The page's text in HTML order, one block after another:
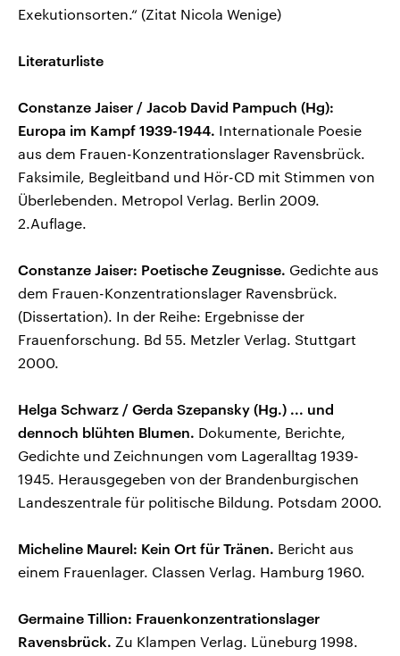
Exekutionsorten.“ (Zitat Nicola Wenige)
Literaturliste
Constanze Jaiser / Jacob David Pampuch (Hg):
Europa im Kampf 1939-1944. Internationale Poesie
aus dem Frauen-Konzentrationslager Ravensbrück.
Faksimile, Begleitband und Hör-CD mit Stimmen von
Überlebenden. Metropol Verlag. Berlin 2009.
2.Auflage.
Constanze Jaiser: Poetische Zeugnisse. Gedichte aus
dem Frauen-Konzentrationslager Ravensbrück.
(Dissertation). In der Reihe: Ergebnisse der
Frauenforschung. Bd 55. Metzler Verlag. Stuttgart
2000.
Helga Schwarz / Gerda Szepansky (Hg.) ... und
dennoch blühten Blumen. Dokumente, Berichte,
Gedichte und Zeichnungen vom Lageralltag 1939-
1945. Herausgegeben von der Brandenburgischen
Landeszentrale für politische Bildung. Potsdam 2000.
Micheline Maurel: Kein Ort für Tränen. Bericht aus
einem Frauenlager. Classen Verlag. Hamburg 1960.
Germaine Tillion: Frauenkonzentrationslager
Ravensbrück. Zu Klampen Verlag. Lüneburg 1998.